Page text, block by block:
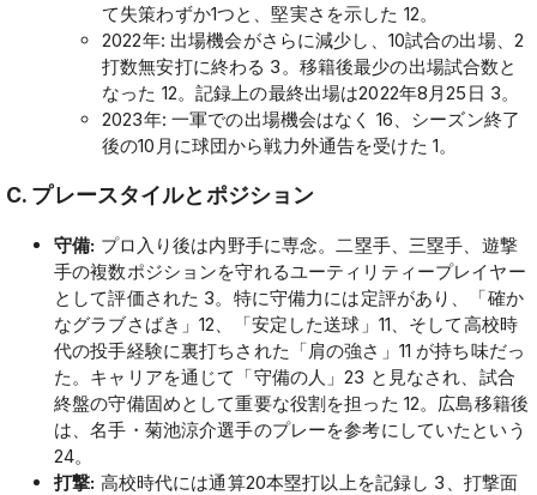
て失策わずか1つと、堅実さを示した 12。
2022年: 出場機会がさらに減少し、10試合の出場、2
打数無安打に終わる 3。移籍後最少の出場試合数と
なった 12。記録上の最終出場は2022年8月25日 3。
2023年: 一軍での出場機会はなく 16、シーズン終了
後の10月に球団から戦力外通告を受けた 1。
C. プレースタイルとポジション
守備: プロ入り後は内野手に専念。二塁手、三塁手、遊撃
手の複数ポジションを守れるユーティリティープレイヤー
として評価された 3。特に守備力には定評があり、「確か
なグラブさばき」12、「安定した送球」11、そして高校時
代の投手経験に裏打ちされた「肩の強さ」11 が持ち味だっ
た。キャリアを通じて「守備の人」23 と見なされ、試合
終盤の守備固めとして重要な役割を担った 12。広島移籍後
は、名手・菊池涼介選手のプレーを参考にしていたという
24。
打撃: 高校時代には通算20本塁打以上を記録し 3、打撃面